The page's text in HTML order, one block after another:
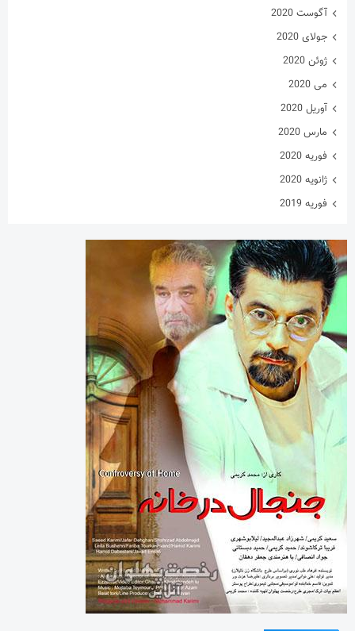
آگوست 2020
جولای 2020
ژوئن 2020
می 2020
آوریل 2020
مارس 2020
فوریه 2020
ژانویه 2020
فوریه 2019